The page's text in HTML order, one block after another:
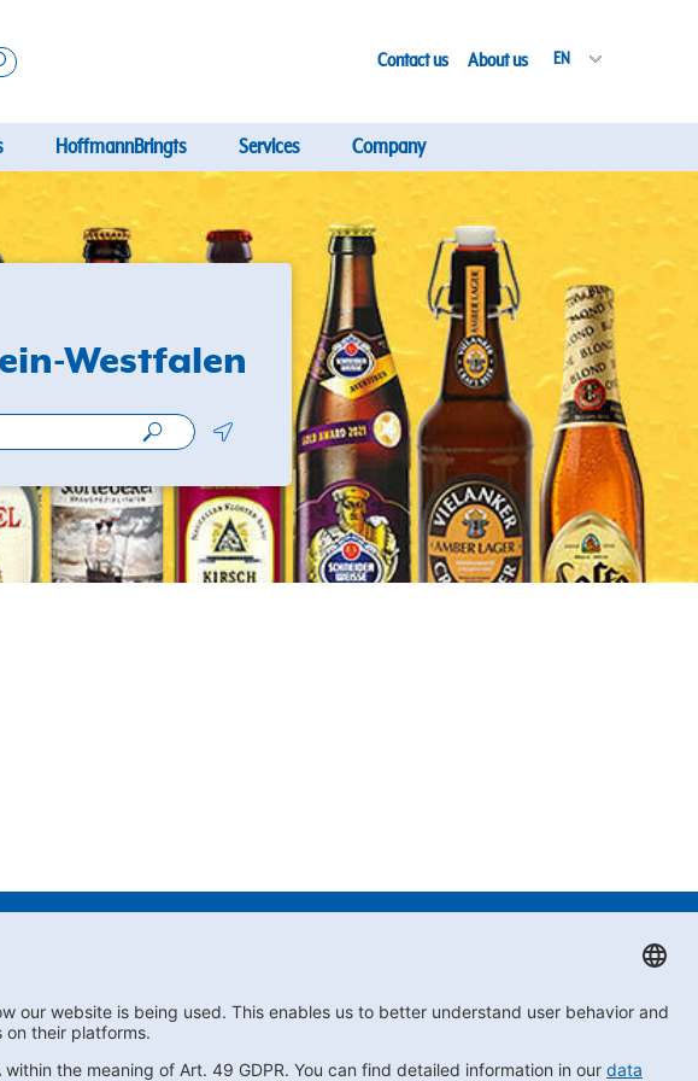
Contact us About us EN
HoffmannBringts Services Company
Westfalen
Geolocate.
Compliance Impressum